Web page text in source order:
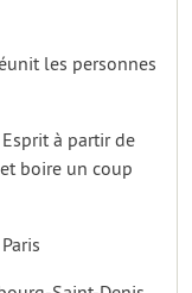
les personnes
à partir de
boire un coup